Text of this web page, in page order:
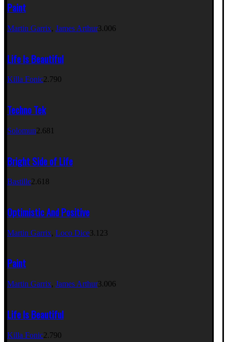
Paint
Martin Garrix, James Arthur3.006
Life Is Beautiful
Killa Fonic2.790
Techno Tek
Solomun2.681
Bright Side of Life
Bastille2.618
Optimistic And Positive
Martin Garrix, Loco Dice3.123
Paint
Martin Garrix, James Arthur3.006
Life Is Beautiful
Killa Fonic2.790